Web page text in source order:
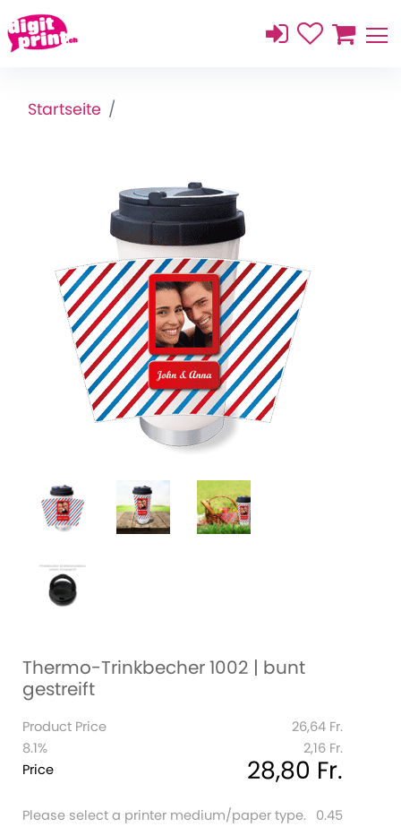
Startseite
Thermo-Trinkbecher 1002 | bunt
gestreift
Product Price
26,64 Fr.
8.1%
2,16 Fr.
Price
28,80 Fr.
Please select a printer medium/paper type. 0.45